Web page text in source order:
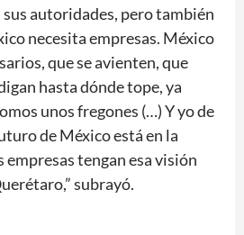
sus autoridades, pero también
necesita empresas. México
que se avienten, que
hasta dónde tope, ya
unos fregones (…) Y yo de
de México está en la
empresas tengan esa visión
subrayó.